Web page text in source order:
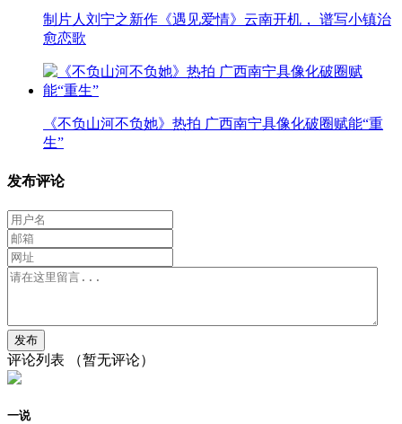
制片人刘宁之新作《遇见爱情》云南开机， 谱写小镇治
愈恋歌
《不负山河不负她》热拍 广西南宁具像化破圈赋能“重
生”
发布评论
评论列表 （暂无评论）
一说